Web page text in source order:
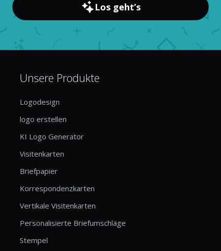
Los geht’s
Unsere Produkte
Logodesign
logo erstellen
KI Logo Generator
Visitenkarten
Briefpapier
Korrespondenzkarten
Vertikale Visitenkarten
Personalisierte Briefumschläge
Stempel